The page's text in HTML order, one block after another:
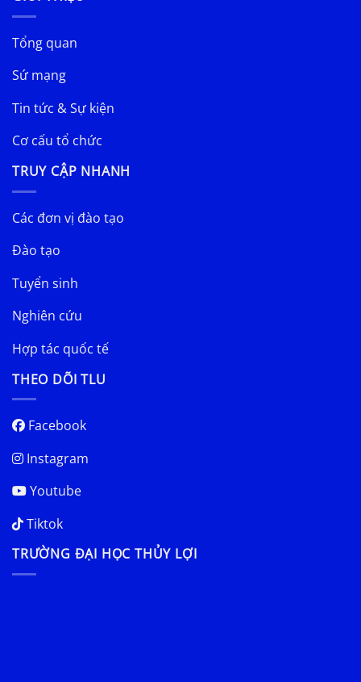
Tổng quan
Sứ mạng
Tin tức & Sự kiện
Cơ cấu tổ chức
TRUY CẬP NHANH
Các đơn vị đào tạo
Đào tạo
Tuyển sinh
Nghiên cứu
Hợp tác quốc tế
THEO DÕI TLU
Facebook
Instagram
Youtube
Tiktok
TRƯỜNG ĐẠI HỌC THỦY LỢI